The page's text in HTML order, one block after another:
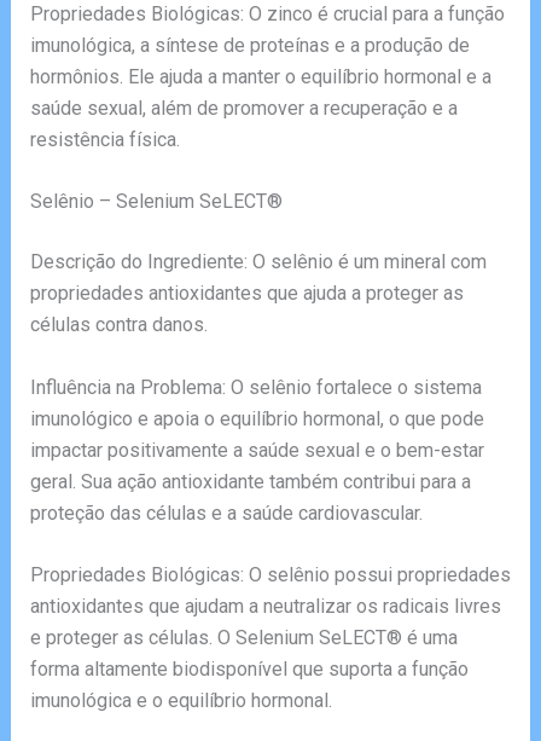
Propriedades Biológicas: O zinco é crucial para a função
imunológica, a síntese de proteínas e a produção de
hormônios. Ele ajuda a manter o equilíbrio hormonal e a
saúde sexual, além de promover a recuperação e a
resistência física.
Selênio – Selenium SeLECT®
Descrição do Ingrediente: O selênio é um mineral com
propriedades antioxidantes que ajuda a proteger as
células contra danos.
Influência na Problema: O selênio fortalece o sistema
imunológico e apoia o equilíbrio hormonal, o que pode
impactar positivamente a saúde sexual e o bem-estar
geral. Sua ação antioxidante também contribui para a
proteção das células e a saúde cardiovascular.
Propriedades Biológicas: O selênio possui propriedades
antioxidantes que ajudam a neutralizar os radicais livres
e proteger as células. O Selenium SeLECT® é uma
forma altamente biodisponível que suporta a função
imunológica e o equilíbrio hormonal.